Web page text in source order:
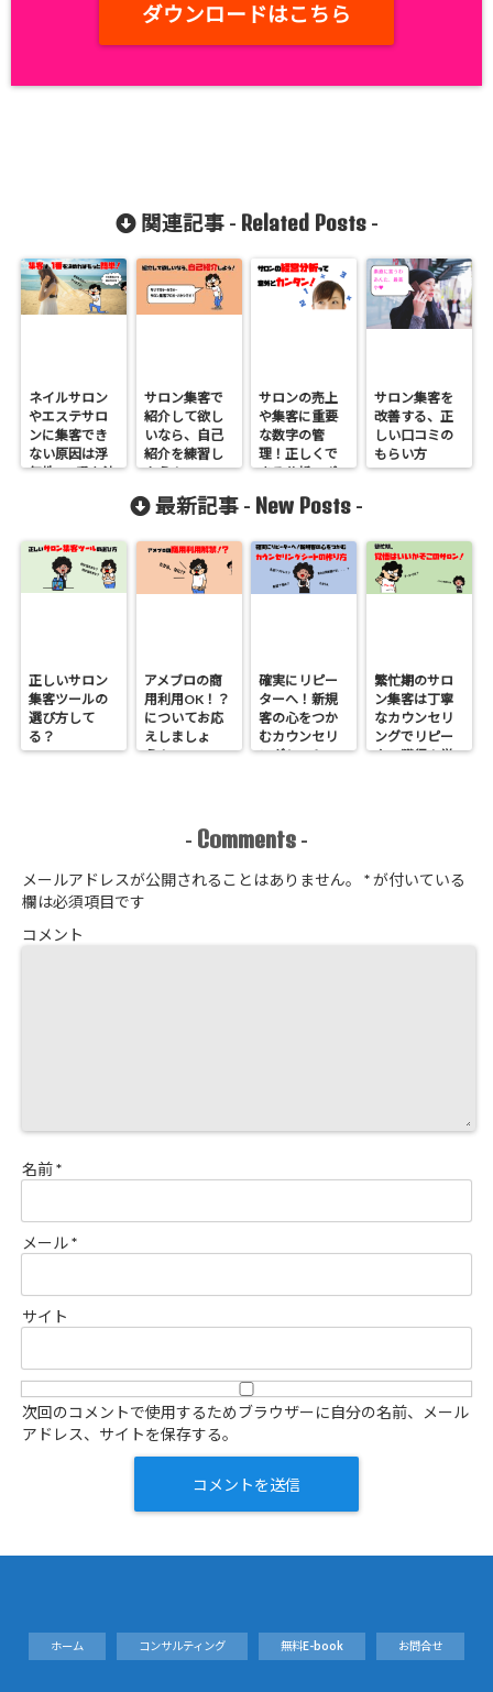
ダウンロードはこちら
関連記事 - Related Posts-
ネイルサロン
やエステサロ
ンに集客でき
ない原因は浮
気性。1番を決
サロン集客で
紹介して欲し
いなら、自己
紹介を練習し
よう！
サロンの売上
や集客に重要
な数字の管
理！正しくで
きる分析のポ
めてみた
サロン集客を
改善する、正
しい口コミの
もらい方
最新記事 - New Posts -
正しいサロン
集客ツールの
選び方して
る？
アメブロの商
用利用OK！？
についてお応
えしましょ
う！
確実にリピー
ターへ！新規
客の心をつか
むカウンセリ
ングシートの
繁忙期のサロ
ン集客は丁寧
なカウンセリ
ングでリピー
ター獲得！覚
- Comments -
メールアドレスが公開されることはありません。 *が付いている
欄は必須項目です
コメント
名前*
メール*
サイト
次回のコメントで使用するためブラウザーに自分の名前、メール
アドレス、サイトを保存する。
ホーム コンサルティング 無料E-book お問合せ